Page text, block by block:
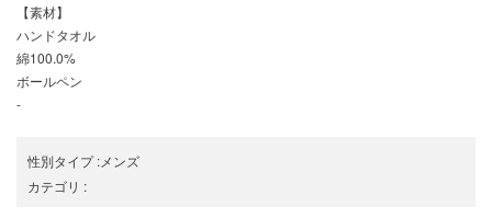
【素材】
ハンドタオル
綿100.0%
ボールペン
-
性別タイプ:メンズ
カテゴリ :